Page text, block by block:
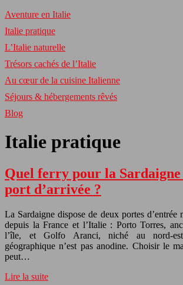
Aventure en Italie
Italie pratique
L’Italie naturelle
Trésors cachés de l’Italie
Au cœur de la cuisine Italienne
Séjours & hébergements rêvés
Blog
Italie pratique
Quel ferry pour la Sardaigne
port d’arrivée ?
La Sardaigne dispose de deux portes d’entrée
depuis la France et l’Italie : Porto Torres,
l’île, et Golfo Aranci, niché au nord-
géographique n’est pas anodine. Choisir le
peut…
Lire la suite